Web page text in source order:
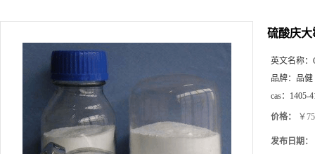
硫酸庆大
英文名称：
品牌： 品健
cas： 1405-
价格： ￥
发布日期：